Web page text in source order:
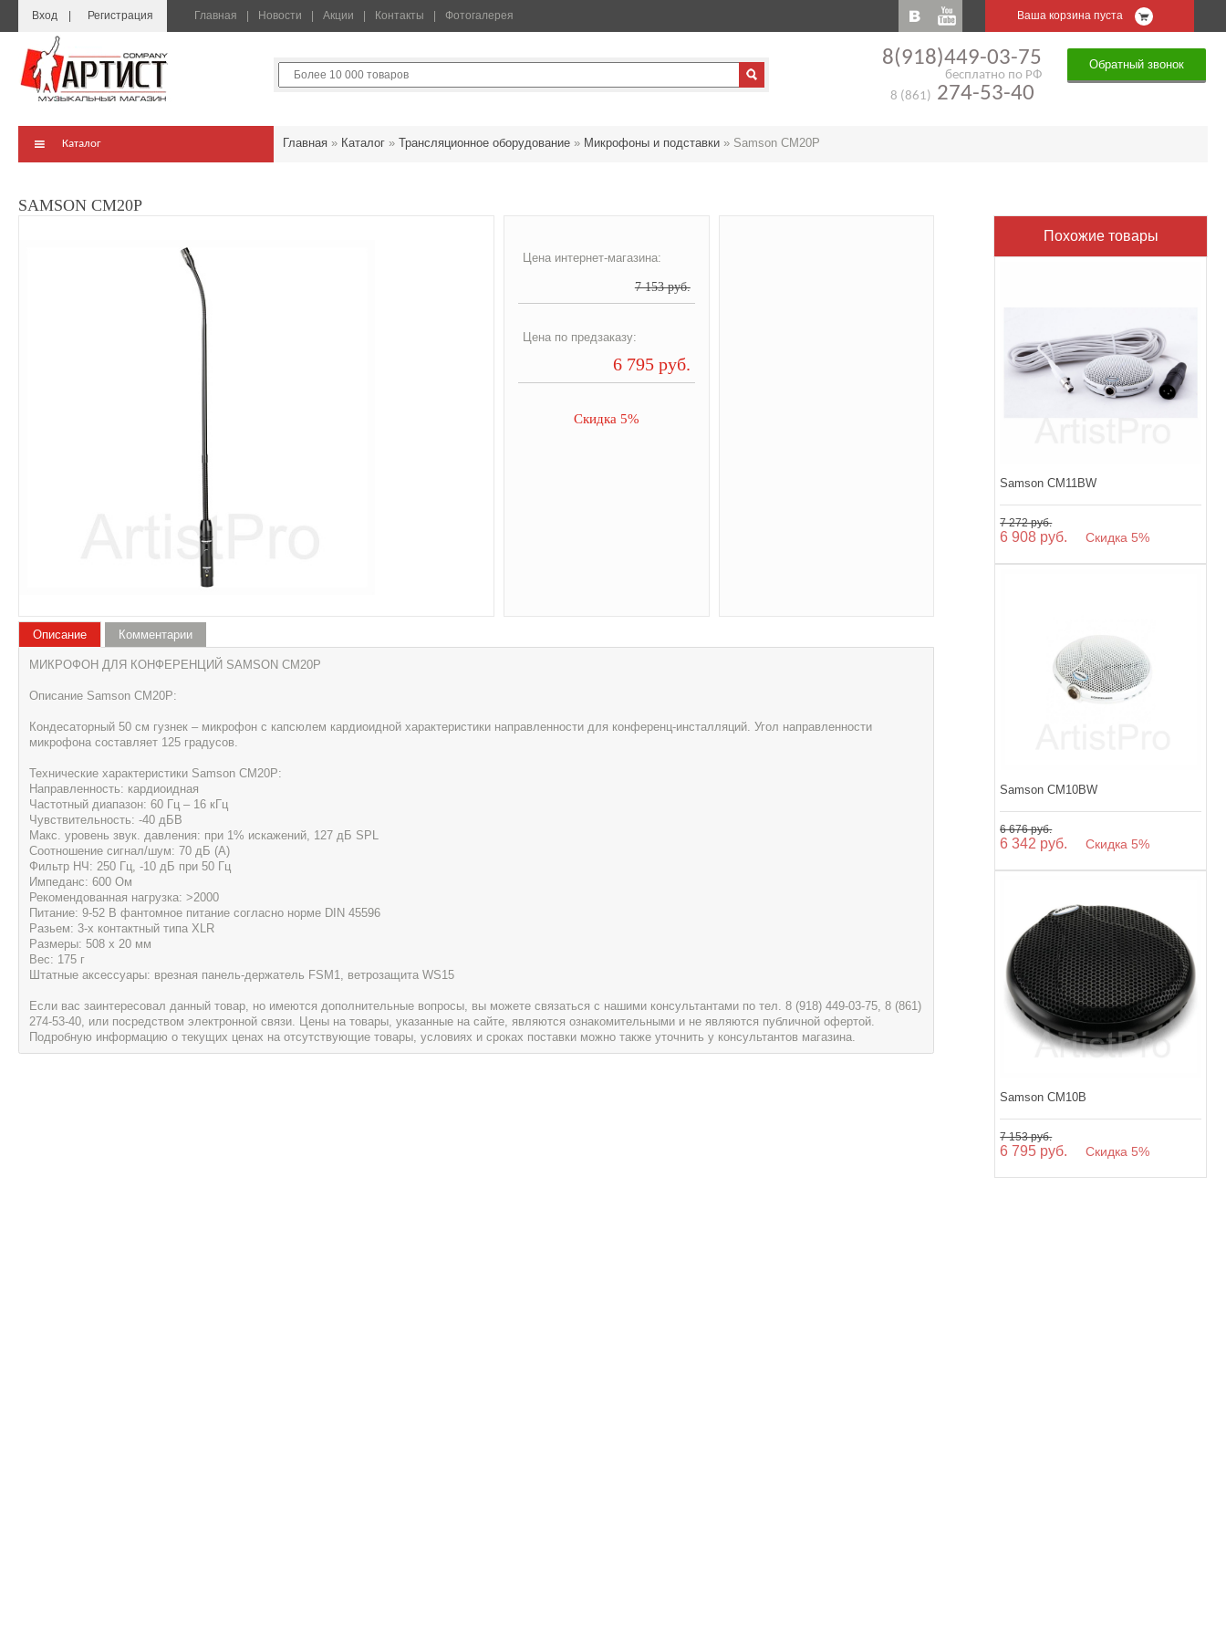
Вход Регистрация Главная Новости Акции Контакты Фотогалерея Ваша корзина пуста
8(918)449-03-75
бесплатно по РФ
8 (861) 274-53-40
Обратный звонок
Каталог Главная » Каталог » Трансляционное оборудование » Микрофоны и подставки » Samson CM20P
SAMSON CM20P
Цена интернет-магазина:
7 153 руб.
Цена по предзаказу:
6 795 руб.
Скидка 5%
Похожие товары
Samson CM11BW
7 272 руб.
6 908 руб. Скидка 5%
Samson CM10BW
6 676 руб.
6 342 руб. Скидка 5%
Samson CM10B
7 153 руб.
6 795 руб. Скидка 5%
Описание
МИКРОФОН ДЛЯ КОНФЕРЕНЦИЙ SAMSON CM20P
Описание Samson CM20P:
Кондесаторный 50 см гузнек – микрофон с капсюлем кардиоидной характеристики направленности для конференц-инсталляций. Угол направленности
микрофона составляет 125 градусов.
Технические характеристики Samson CM20P:
Направленность: кардиоидная
Частотный диапазон: 60 Гц – 16 кГц
Чувствительность: -40 дБВ
Макс. уровень звук. давления: при 1% искажений, 127 дБ SPL
Соотношение сигнал/шум: 70 дБ (А)
Фильтр НЧ: 250 Гц, -10 дБ при 50 Гц
Импеданс: 600 Ом
Рекомендованная нагрузка: >2000
Питаниe: 9-52 В фантомное питание согласно норме DIN 45596
Разьем: 3-х контактный типа XLR
Размеры: 508 х 20 мм
Вес: 175 г
Штатные аксессуары: врезная панель-держатель FSM1, ветрозащита WS15
Если вас заинтересовал данный товар, но имеются дополнительные вопросы, вы можете связаться с нашими консультантами по тел. 8 (918) 449-03-75, 8 (861)
274-53-40, или посредством электронной связи. Цены на товары, указанные на сайте, являются ознакомительными и не являются публичной офертой.
Подробную информацию о текущих ценах на отсутствующие товары, условиях и сроках поставки можно также уточнить у консультантов магазина.
Комментарии